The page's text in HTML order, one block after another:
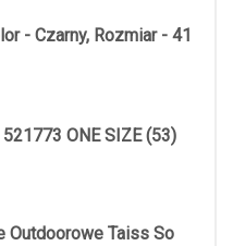
- Czarny, Rozmiar - 41
ONE SIZE (53)
Outdoorowe Taiss So